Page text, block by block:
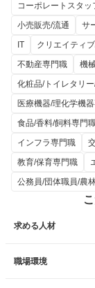
コーポレートスタッ
小売販売/流通
サ
IT
クリエイティ
不動産専門職
機
化粧品/トイレタリ
医療機器/理化学機
食品/香料/飼料専門
インフラ専門職
教育/保育専門職
公務員/団体職員/農
求める人材
職場環境